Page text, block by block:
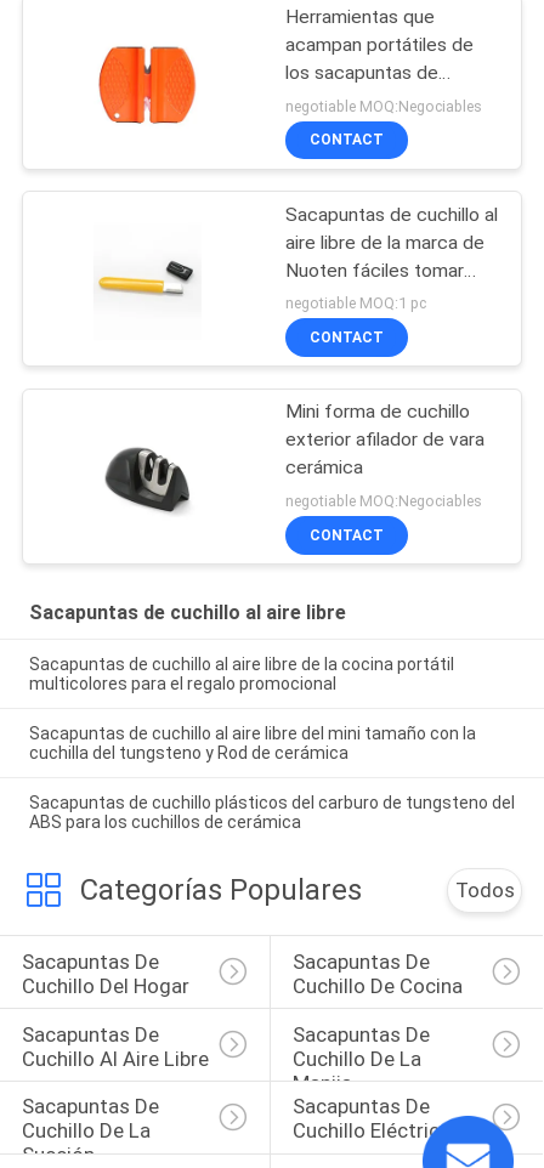
Herramientas que
acampan portátiles de
los sacapuntas de
cuchillo de la etapa del
plástico 2 con seco y
limpio
negotiable MOQ:Negociables
CONTACT
Sacapuntas de cuchillo al
aire libre de la marca de
Nuoten fáciles tomar
con 105*12*5M M
tamaño pequeño
negotiable MOQ:1 pc
CONTACT
Mini forma de cuchillo
exterior afilador de vara
cerámica
negotiable MOQ:Negociables
CONTACT
Sacapuntas de cuchillo al aire libre
Sacapuntas de cuchillo al aire libre de la cocina portátil
multicolores para el regalo promocional
Sacapuntas de cuchillo al aire libre del mini tamaño con la
cuchilla del tungsteno y Rod de cerámica
Sacapuntas de cuchillo plásticos del carburo de tungsteno del
ABS para los cuchillos de cerámica
Categorías Populares Todos
Sacapuntas De
Cuchillo Del Hogar
Sacapuntas De
Cuchillo De Cocina
Sacapuntas De
Cuchillo Al Aire Libre
Sacapuntas De
Cuchillo De La
Manija
Sacapuntas De
Cuchillo De La
Succión
Sacapuntas De
Cuchillo Eléctricos